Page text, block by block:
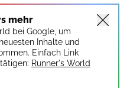
mehr
bei Google, um
Inhalte und
Einfach Link
Runner's World